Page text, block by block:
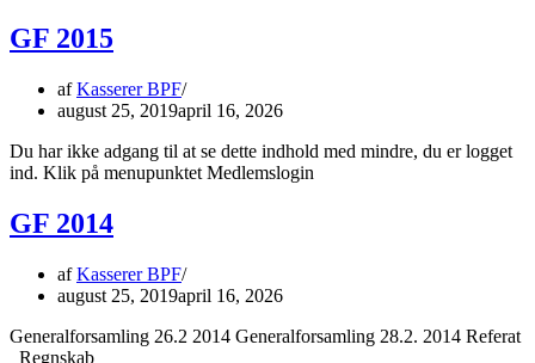
GF 2015
afKasserer BPF
august 25, 2019april 16, 2026
Du har ikke adgang til at se dette indhold med mindre, du er logget
ind. Klik på menupunktet Medlemslogin
GF 2014
afKasserer BPF
august 25, 2019april 16, 2026
Generalforsamling 26.2 2014 Generalforsamling 28.2. 2014 Referat
Regnskab